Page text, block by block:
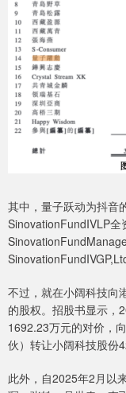
其中，量子跃动为抖音
SinovationFundIVLP全
不过，就在小阔科技向
的股权。招股书显示，
1692.23万元的对价，
伙）转让小阔科技股份
此外，自2025年2月以